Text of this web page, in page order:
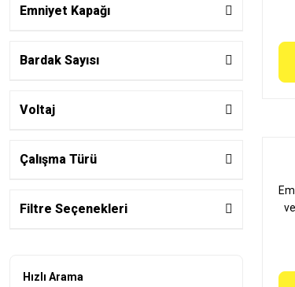
Emniyet Kapağı
Bardak Sayısı
Voltaj
Çalışma Türü
Filtre Seçenekleri
Hızlı Arama